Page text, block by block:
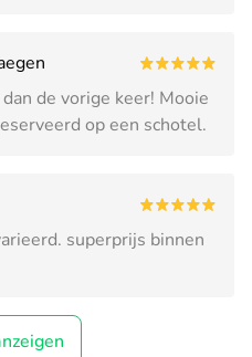
de vorige keer! Mooie
op een schotel.
superprijs binnen